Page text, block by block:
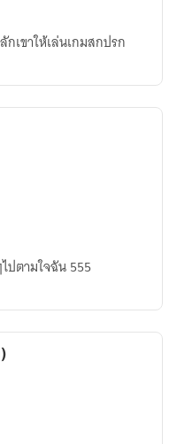
เขาให้เล่นเกมสกปรก
ปตามใจฉัน 555